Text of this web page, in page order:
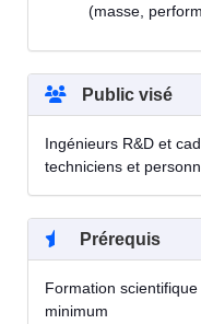
(masse,
Public visé
Ingénieurs R&D et
techniciens et
Prérequis
Formation
minimum